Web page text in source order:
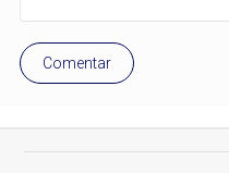
Comentar